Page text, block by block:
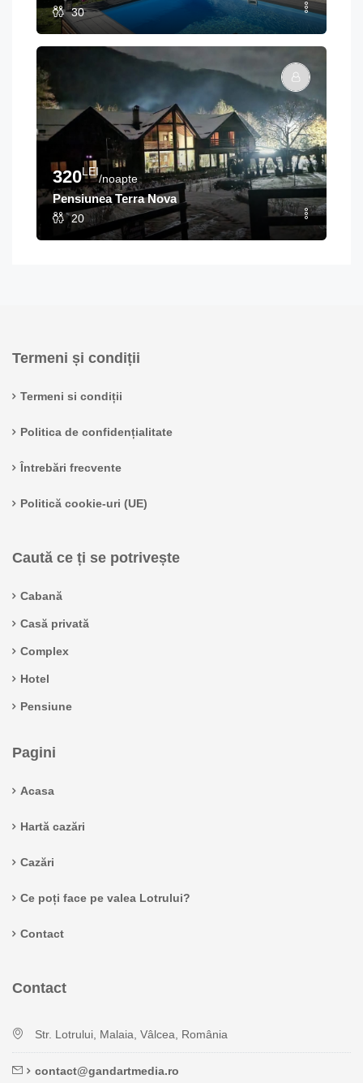
30
320LEI
/noapte
Pensiunea Terra Nova
20
Termeni și condiții
Termeni si condiții
Politica de confidențialitate
Întrebări frecvente
Politică cookie-uri (UE)
Caută ce ți se potrivește
Cabană
Casă privată
Complex
Hotel
Pensiune
Pagini
Acasa
Hartă cazări
Cazări
Ce poți face pe valea Lotrului?
Contact
Contact
Str. Lotrului, Malaia, Vâlcea, România
contact@gandartmedia.ro